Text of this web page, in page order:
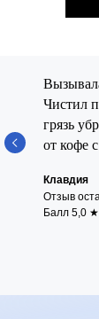
Чистил
грязь
от кофе
Клавдия
Отзыв
Балл 5,0